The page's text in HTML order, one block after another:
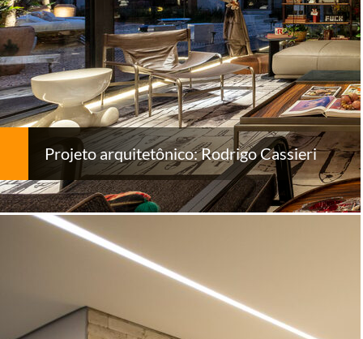
Projeto arquitetônico: Rodrigo Cassieri